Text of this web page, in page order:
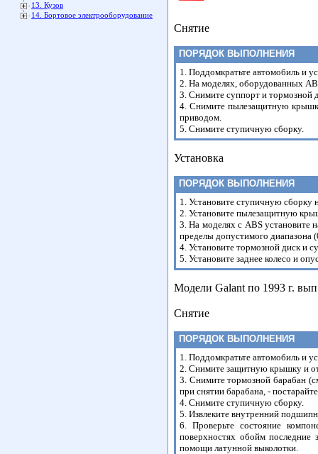
13. Кузов
14. Бортовое электрооборудование
Снятие
ПОРЯДОК ВЫПОЛНЕНИЯ
1. Поддомкратьте автомобиль и
2. На моделях, оборудованных
3. Снимите суппорт и тормозной
4. Снимите пылезащитную
приводом.
5. Снимите ступичную сборку.
Установка
ПОРЯДОК ВЫПОЛНЕНИЯ
1. Установите ступичную сборку
2. Установите пылезащитную
3. На моделях с ABS установите
пределы допустимого диапазона
4. Установите тормозной диск и
5. Установите заднее колесо и
Модели Galant по 1993 г.
Снятие
ПОРЯДОК ВЫПОЛНЕНИЯ
1. Поддомкратьте автомобиль и
2. Снимите защитную крышку и
3. Снимите тормозной барабан
при снятии барабана, -
4. Снимите ступичную сборку.
5. Извлеките внутренний
6. Проверьте состояние
поверхностях обойм последние
помощи латунной выколотки.